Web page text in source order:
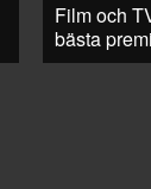
Film och
bästa